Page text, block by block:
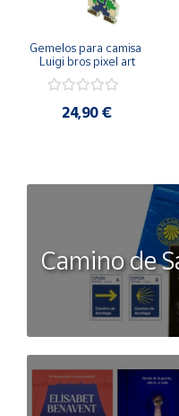
Gemelos para camisa
Luigi bros pixel art
24,90 €
Camino de